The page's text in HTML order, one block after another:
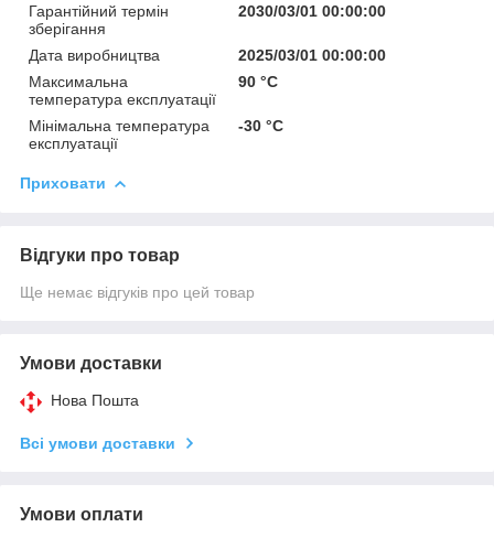
Гарантійний термін
зберігання
2030/03/01 00:00:00
Дата виробництва
2025/03/01 00:00:00
Максимальна
температура експлуатації
90 °С
Мінімальна температура
експлуатації
-30 °С
Приховати
Відгуки про товар
Ще немає відгуків про цей товар
Умови доставки
Нова Пошта
Всі умови доставки
Умови оплати